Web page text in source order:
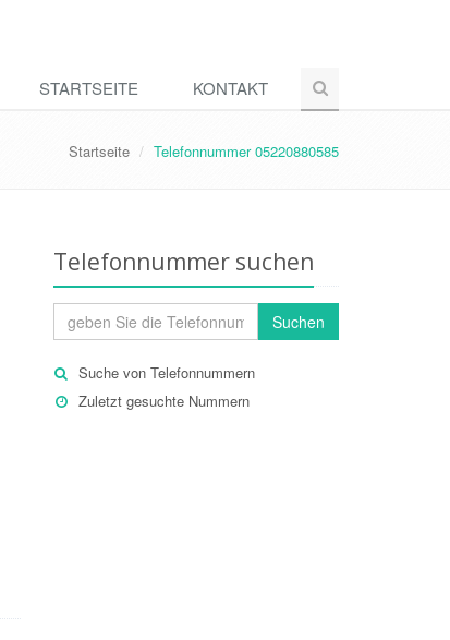
STARTSEITE KONTAKT
Startseite Telefonnummer 05220880585
Telefonnummer suchen
Suchen
Suche von Telefonnummern
Zuletzt gesuchte Nummern